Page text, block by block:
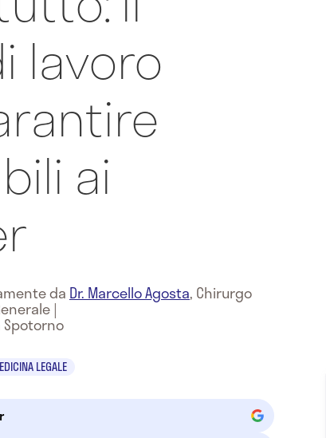
lavoro
ai
da Dr. Marcello Agosta, Chirurgo
|
Spotorno
LEGALE